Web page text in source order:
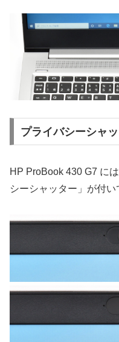
プライバシーシャ
HP ProBook 430 G7 に
シーシャッター」が付い